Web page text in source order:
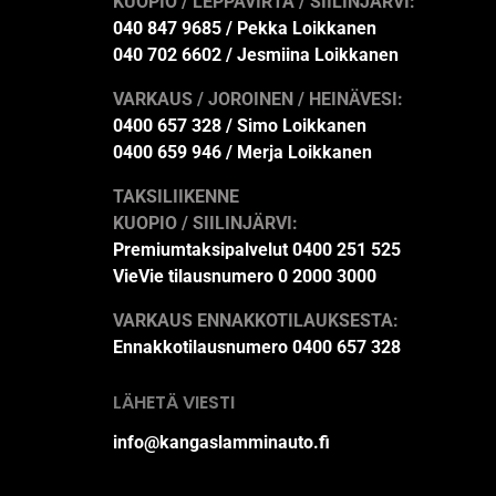
040 847 9685 / Pekka Loikkanen
040 702 6602 / Jesmiina Loikkanen
VARKAUS / JOROINEN / HEINÄVESI:
0400 657 328 / Simo Loikkanen
0400 659 946 / Merja Loikkanen
TAKSILIIKENNE
KUOPIO / SIILINJÄRVI:
Premiumtaksipalvelut 0400 251 525
VieVie tilausnumero 0 2000 3000
VARKAUS ENNAKKOTILAUKSESTA:
Ennakkotilausnumero 0400 657 328
LÄHETÄ VIESTI
info@kangaslamminauto.fi